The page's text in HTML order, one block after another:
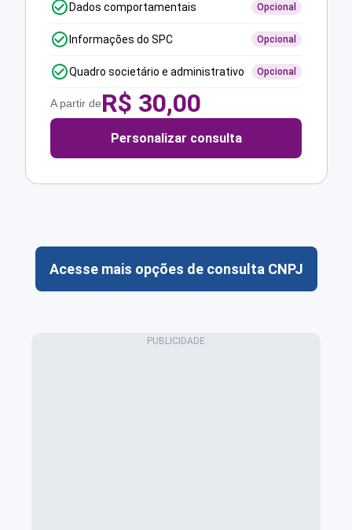
Dados comportamentais Opcional
Informações do SPC Opcional
Quadro societário e administrativo Opcional
A partir deR$ 30,00
Personalizar consulta
Acesse mais opções de consulta CNPJ